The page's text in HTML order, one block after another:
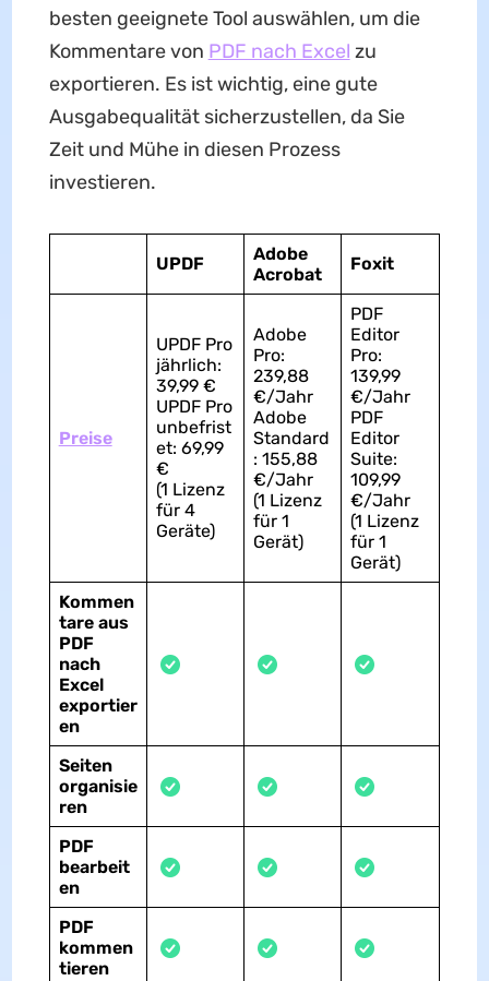
besten geeignete Tool auswählen, um die
Kommentare von PDF nach Excel zu
exportieren. Es ist wichtig, eine gute
Ausgabequalität sicherzustellen, da Sie
Zeit und Mühe in diesen Prozess
investieren.
UPDF
Adobe
Acrobat
Foxit
Preise
UPDF Pro
jährlich:
39,99 €
UPDF Pro
unbefrist
et: 69,99
€
(1 Lizenz
für 4
Geräte)
Adobe
Pro:
239,88
€/Jahr
Adobe
Standard
: 155,88
€/Jahr
(1 Lizenz
für 1
Gerät)
PDF
Editor
Pro:
139,99
€/Jahr
PDF
Editor
Suite:
109,99
€/Jahr
(1 Lizenz
für 1
Gerät)
Kommen
tare aus
PDF
nach
Excel
exportier
en
Seiten
organisie
ren
PDF
bearbeit
en
PDF
kommen
tieren